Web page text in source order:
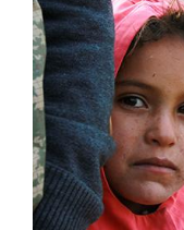
droits
de
l’Homme
de
la
République
française
2025